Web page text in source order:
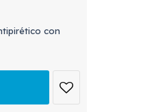
con